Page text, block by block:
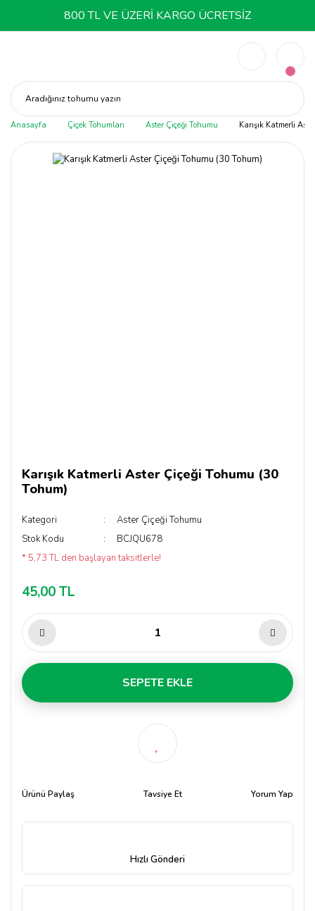
800 TL VE ÜZERİ KARGO ÜCRETSİZ
Aradığınız tohumu yazın
Anasayfa Çiçek Tohumları Aster Çiçeği Tohumu Karışık Katmerli
Karışık Katmerli Aster Çiçeği Tohumu (30
Tohum)
Kategori
Aster Çiçeği Tohumu
Stok Kodu
BCJQU678
* 5,73 TL den başlayan taksitlerle!
45,00 TL
SEPETE EKLE
Ürünü Paylaş Tavsiye Et Yorum Yap
Hızlı Gönderi